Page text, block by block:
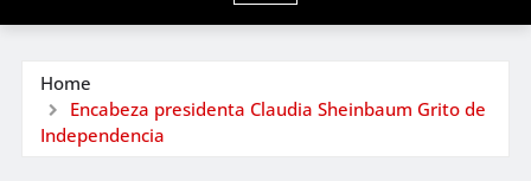
Home
Encabeza presidenta Claudia Sheinbaum Grito de
Independencia